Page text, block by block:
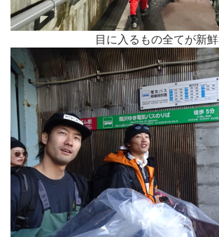
目に入るもの全てが新鮮